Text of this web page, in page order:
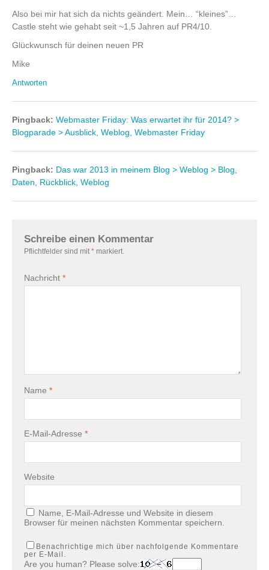
Also bei mir hat sich da nichts geändert. Mein… “kleines”…
Castle steht wie gehabt seit ~1,5 Jahren auf PR4/10.
Glückwunsch für deinen neuen PR
Mike
Antworten
Pingback: Webmaster Friday: Was erwartet ihr für 2014? >
Blogparade > Ausblick, Weblog, Webmaster Friday
Pingback: Das war 2013 in meinem Blog > Weblog > Blog,
Daten, Rückblick, Weblog
Schreibe einen Kommentar
Pflichtfelder sind mit * markiert.
Nachricht *
Name *
E-Mail-Adresse *
Website
Name, E-Mail-Adresse und Website in diesem
Browser für meinen nächsten Kommentar speichern.
Benachrichtige mich über nachfolgende Kommentare
per E-Mail.
Are you human? Please solve: